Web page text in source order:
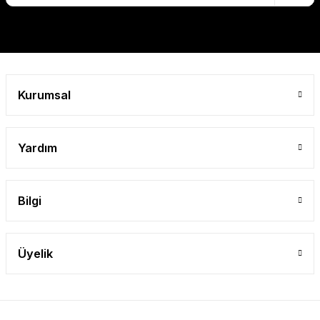
Kurumsal
Yardım
Bilgi
Üyelik